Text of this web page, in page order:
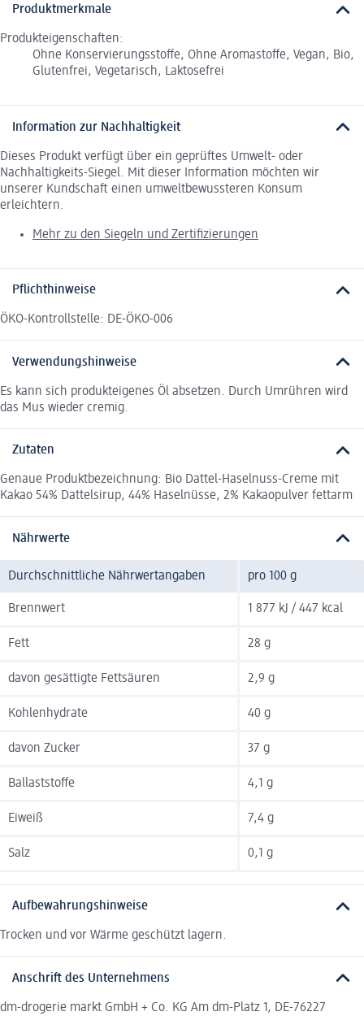
Produktmerkmale
Produkteigenschaften:
Ohne Konservierungsstoffe, Ohne Aromastoffe, Vegan, Bio,
Glutenfrei, Vegetarisch, Laktosefrei
Information zur Nachhaltigkeit
Dieses Produkt verfügt über ein geprüftes Umwelt- oder
Nachhaltigkeits-Siegel. Mit dieser Information möchten wir
unserer Kundschaft einen umweltbewussteren Konsum
erleichtern.
Mehr zu den Siegeln und Zertifizierungen
Pflichthinweise
ÖKO-Kontrollstelle: DE-ÖKO-006
Verwendungshinweise
Es kann sich produkteigenes Öl absetzen. Durch Umrühren wird
das Mus wieder cremig.
Zutaten
Genaue Produktbezeichnung: Bio Dattel-Haselnuss-Creme mit
Kakao 54% Dattelsirup, 44% Haselnüsse, 2% Kakaopulver fettarm
Nährwerte
Durchschnittliche Nährwertangaben pro 100 g
Brennwert 1 877 kJ / 447 kcal
Fett 28 g
davon gesättigte Fettsäuren 2,9 g
Kohlenhydrate 40 g
davon Zucker 37 g
Ballaststoffe 4,1 g
Eiweiß 7,4 g
Salz 0,1 g
Aufbewahrungshinweise
Trocken und vor Wärme geschützt lagern.
Anschrift des Unternehmens
dm-drogerie markt GmbH + Co. KG Am dm-Platz 1, DE-76227